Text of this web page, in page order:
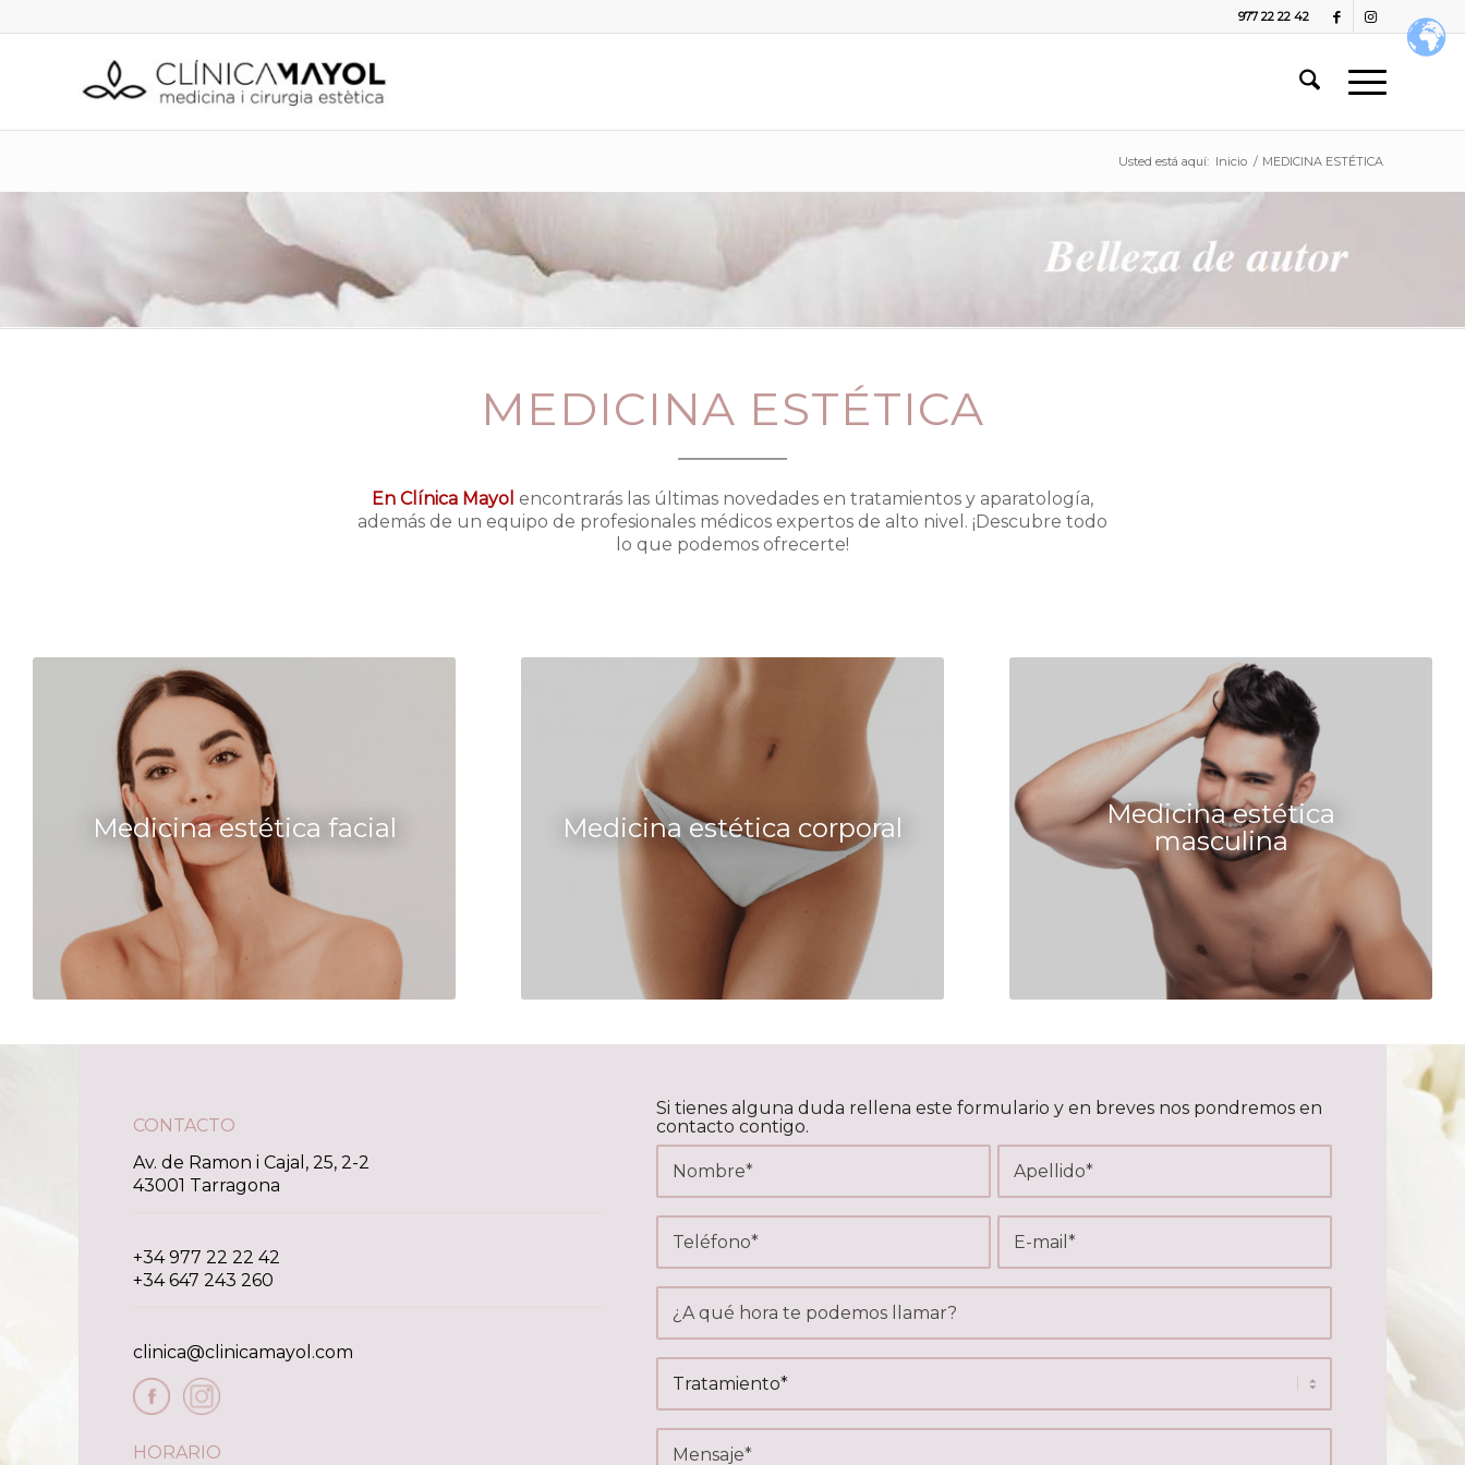
977 22 22 42
Usted está aquí: Inicio / MEDICINA ESTÉTICA
MEDICINA ESTÉTICA
En Clínica Mayol encontrarás las últimas novedades en tratamientos y aparatología,
además de un equipo de profesionales médicos expertos de alto nivel. ¡Descubre todo
lo que podemos ofrecerte!
Medicina estética facial Medicina estética corporal
Medicina estética
masculina
CONTACTO
Av. de Ramon i Cajal, 25, 2-2
43001 Tarragona
+34 977 22 22 42
+34 647 243 260
clinica@clinicamayol.com
HORARIO
Si tienes alguna duda rellena este formulario y en breves nos pondremos en
contacto contigo.